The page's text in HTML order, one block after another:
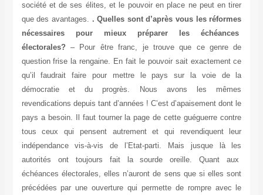
société et de ses élites, et le pouvoir en place ne peut en tirer
que des avantages. . Quelles sont d’après vous les réformes
nécessaires pour mieux préparer les échéances
électorales? – Pour être franc, je trouve que ce genre de
question frise la rengaine. En fait le pouvoir sait exactement ce
qu’il faudrait faire pour mettre le pays sur la voie de la
démocratie et du progrès. Nous avons les mêmes
revendications depuis tant d’années ! C’est d’apaisement dont le
pays a besoin. Il faut tourner la page de cette guéguerre contre
tous ceux qui pensent autrement et qui revendiquent leur
indépendance vis-à-vis de l’Etat-parti. Mais jusque là les
autorités ont toujours fait la sourde oreille. Quant aux
échéances électorales, elles n’auront de sens que si elles sont
précédées par une ouverture qui permette de rompre avec le